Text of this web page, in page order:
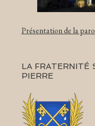
Présentation de la
LA FRATERNITÉ
PIERRE